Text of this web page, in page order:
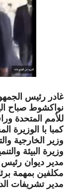
غادر رئيس
للأمم المتحدة
كمبا با الوزيرة
وزير الخارجية
وزيرة البيئة
مدير ديوان رئيس
مكلفين بمهمة
مدير تشريفات